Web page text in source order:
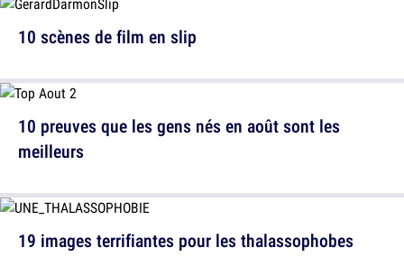
10 scènes de film en slip
19 images terrifiantes pour les thalassophobes
10 preuves que les gens nés en août sont les
meilleurs